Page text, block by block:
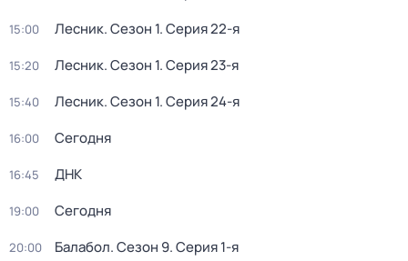
15:00 Лесник. Сезон 1. Серия 22-я
15:20 Лесник. Сезон 1. Серия 23-я
15:40 Лесник. Сезон 1. Серия 24-я
16:00 Сегодня
16:45 ДНК
19:00 Сегодня
20:00 Балабол. Сезон 9. Серия 1-я